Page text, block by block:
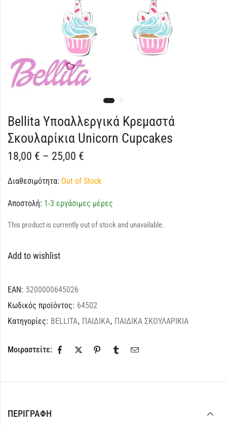
Bellita Υποαλλεργικά Κρεμαστά
Σκουλαρίκια Unicorn Cupcakes
18,00 € – 25,00 €
Διαθεσιμότητα: Out of Stock
Αποστολή: 1-3 εργάσιμες μέρες
This product is currently out of stock and unavailable.
Add to wishlist
EAN: 5200000645026
Κωδικός προϊόντος: 64502
Κατηγορίες: BELLITA, ΠΑΙΔΙΚΑ, ΠΑΙΔΙΚΑ ΣΚΟΥΛΑΡΙΚΙΑ
Μοιραστείτε:
ΠΕΡΙΓΡΑΦΉ